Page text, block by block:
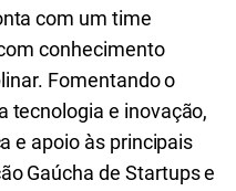
com um time
conhecimento
Fomentando o
tecnologia e inovação,
e apoio às principais
Gaúcha de Startups e